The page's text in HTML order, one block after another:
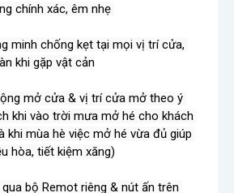
chính xác, êm nhẹ
minh chống kẹt tại mọi vị trí cửa,
khi gặp vật cản
mở cửa & vị trí cửa mở theo ý
khi vào trời mưa mở hé cho khách
khi mùa hè việc mở hé vừa đủ giúp
hòa, tiết kiệm xăng)
bộ Remot riêng & nút ấn trên